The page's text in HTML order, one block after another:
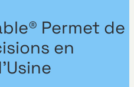
Permet de
en